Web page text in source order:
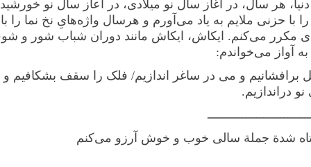
هر سال، در آغاز سال نو میلادی، در آعاز سال نو
با حزنی ملایم به یاد می‌آورم و هرسال واژه‌هایِ نخ نما را با
مکرر می‌کنم. ایکاش، ایکاش مانند دوران شباب شور و
آواز می‌خواندم:
گل برافشانیم و می در ساغر اندازیم/ فلک را سقف بشکافیم و
دراندازیم.